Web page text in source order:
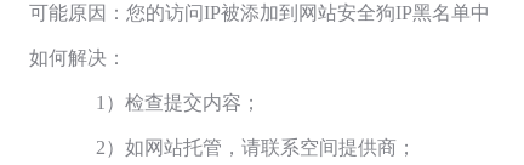
可能原因：您的访问IP被添加到网站安全狗IP黑名单中
如何解决：
1）检查提交内容；
2）如网站托管，请联系空间提供商；